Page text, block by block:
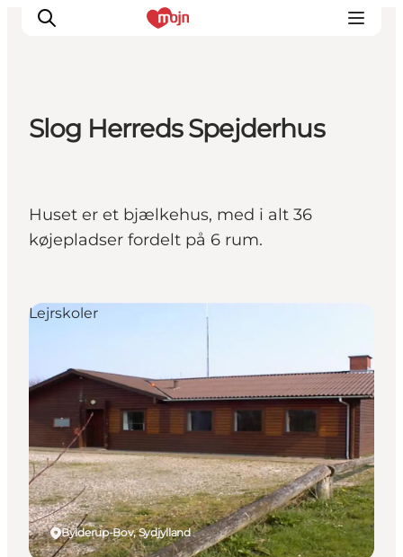
Det sker
Overnatning
Planlæg din ferie
Slog Herreds Spejderhus
Huset er et bjælkehus, med i alt 36
køjepladser fordelt på 6 rum.
Bylderup-Bov, Sydjylland
Lejrskoler